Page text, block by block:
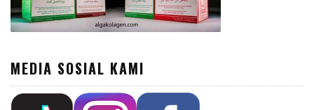
MEDIA SOSIAL KAMI